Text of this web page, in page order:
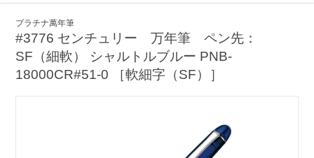
プラチナ萬年筆
#3776 センチュリー 万年筆 ペン先：
SF（細軟） シャルトルブルー PNB-
18000CR#51-0 ［軟細字（SF）］